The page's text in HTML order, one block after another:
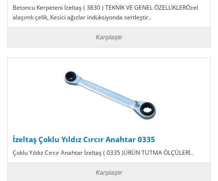
Betoncu Kerpeteni İzeltaş ( 3830 ) TEKNİK VE GENEL ÖZELLİKLERÖzel
alaşımlı çelik, Kesici ağızlar indüksiyonda sertleştir..
Karşılaştır
İzeltaş Çoklu Yıldız Cırcır Anahtar 0335
Çoklu Yıldız Cırcır Anahtar İzeltaş ( 0335 )ÜRÜN TUTMA ÖLÇÜLERİ..
Karşılaştır